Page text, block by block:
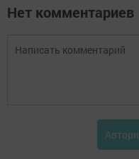
Нет комментариев